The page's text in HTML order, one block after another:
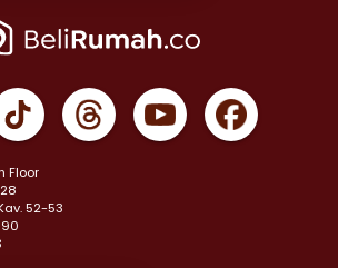
di Jakarta Pusat >
>
Baru >
>
>
Abang >
>
Floor
52-53